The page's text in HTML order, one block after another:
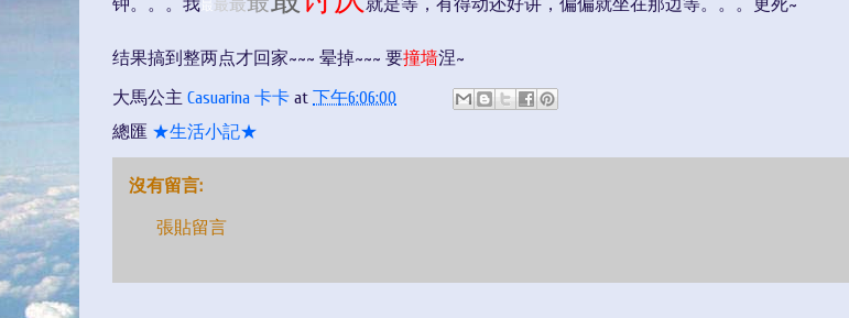
钟。。。我 最 最最 就是等，有得动还好讲，偏偏就坐在那边等。。。更死~
结果搞到整两点才回家~~~ 晕掉~~~ 要撞墙涅~
大馬公主 Casuarina 卡卡 at 下午6:06:00
總匯 ★生活小記★
沒有留言:
張貼留言